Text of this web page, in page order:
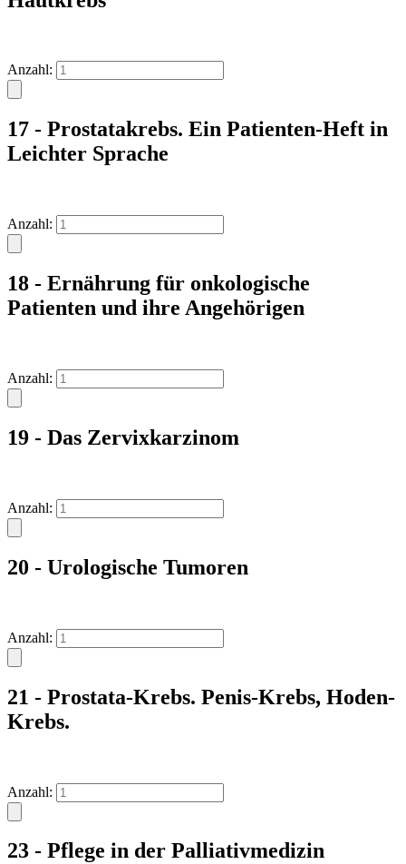
Anzahl:
17 - Prostatakrebs. Ein Patienten-Heft in
Leichter Sprache
Anzahl:
18 - Ernährung für onkologische
Patienten und ihre Angehörigen
Anzahl:
19 - Das Zervixkarzinom
Anzahl:
20 - Urologische Tumoren
Anzahl:
21 - Prostata-Krebs. Penis-Krebs, Hoden-
Krebs.
Anzahl:
23 - Pflege in der Palliativmedizin